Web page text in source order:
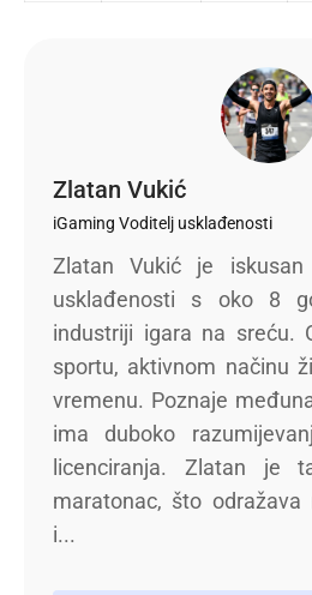
Zlatan Vukić
iGaming Voditelj usklađenosti
Zlatan Vukić je iskusan
usklađenosti s oko 8
industriji igara na sreću.
sportu, aktivnom načinu
vremenu. Poznaje
ima duboko
licenciranja. Zlatan je
maratonac, što odražava
i...